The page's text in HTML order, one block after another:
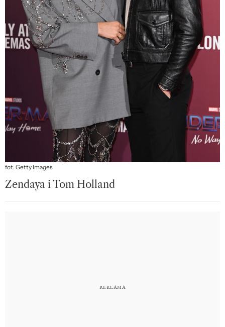
fot. Getty Images
Zendaya i Tom Holland